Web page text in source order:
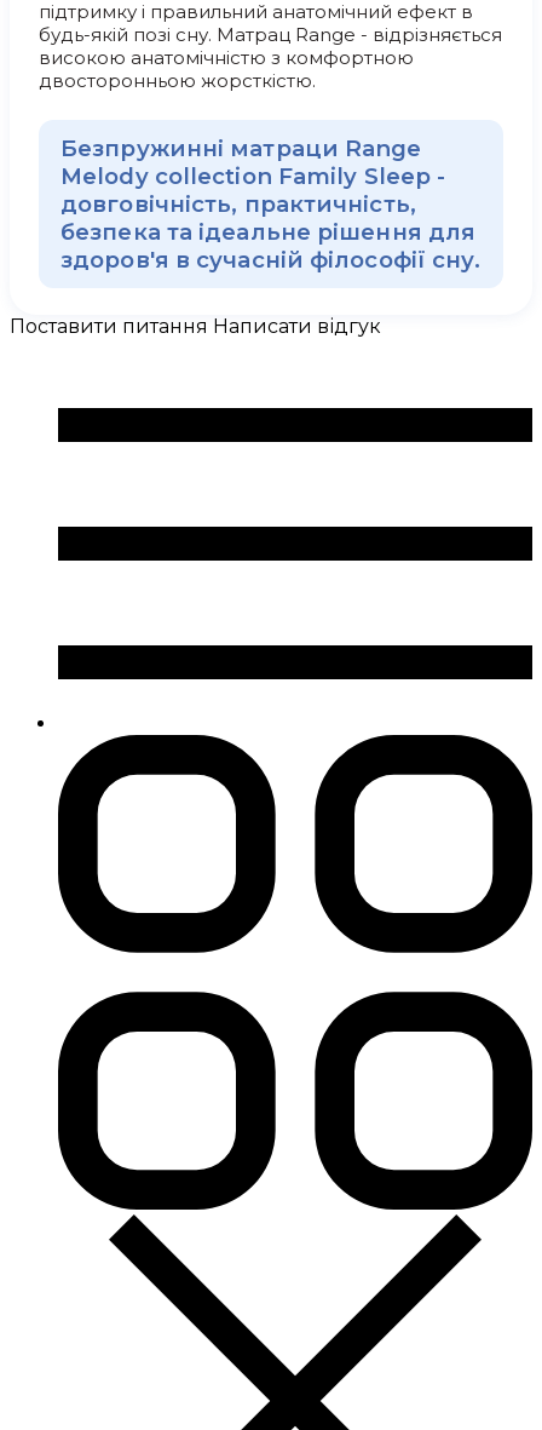
підтримку і правильний анатомічний ефект в
будь-якій позі сну. Матрац Range - відрізняється
високою анатомічністю з комфортною
двосторонньою жорсткістю.
Безпружинні матраци Range
Melody collection Family Sleep -
довговічність, практичність,
безпека та ідеальне рішення для
здоров'я в сучасній філософії сну.
Поставити питання Написати відгук